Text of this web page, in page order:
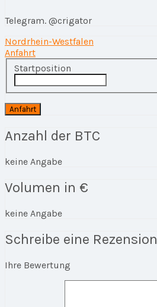
Telegram. @crigator
Nordrhein-Westfalen
Anfahrt
Startposition
Anzahl der BTC
keine Angabe
Volumen in €
keine Angabe
Schreibe eine Rezension
Ihre Bewertung